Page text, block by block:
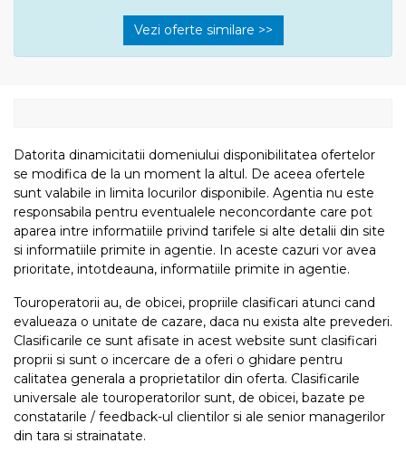
Vezi oferte similare >>
Datorita dinamicitatii domeniului disponibilitatea ofertelor
se modifica de la un moment la altul. De aceea ofertele
sunt valabile in limita locurilor disponibile. Agentia nu este
responsabila pentru eventualele neconcordante care pot
aparea intre informatiile privind tarifele si alte detalii din site
si informatiile primite in agentie. In aceste cazuri vor avea
prioritate, intotdeauna, informatiile primite in agentie.
Touroperatorii au, de obicei, propriile clasificari atunci cand
evalueaza o unitate de cazare, daca nu exista alte prevederi.
Clasificarile ce sunt afisate in acest website sunt clasificari
proprii si sunt o incercare de a oferi o ghidare pentru
calitatea generala a proprietatilor din oferta. Clasificarile
universale ale touroperatorilor sunt, de obicei, bazate pe
constatarile / feedback-ul clientilor si ale senior managerilor
din tara si strainatate.